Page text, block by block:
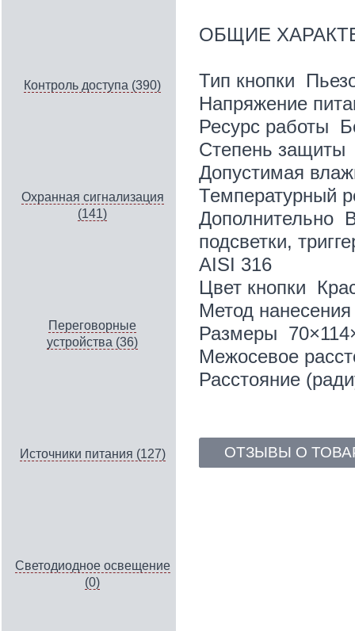
Контроль доступа (390)
Охранная сигнализация
(141)
Переговорные
устройства (36)
Источники питания (127)
Светодиодное освещение
(0)
ОБЩИЕ
Тип кнопки
Напряжение
Ресурс работы
Степень защиты
Допустимая
Температурный
Дополнительно
подсветки,
AISI 316
Цвет кнопки
Метод
Размеры
Межосевое
Расстояние
ОТЗЫВЫ О